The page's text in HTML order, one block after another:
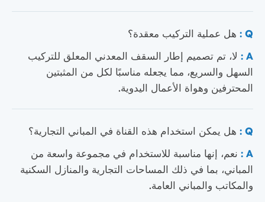
Q : هل عملية التركيب معقدة؟
A :
لا، تم تصميم إطار السقف المعدني المعلق للتركيب
السهل والسريع، مما يجعله مناسبًا لكل من المثبتين
المحترفين وهواة الأعمال اليدوية.
Q : هل يمكن استخدام هذه القناة في المباني التجارية؟
A :
نعم، إنها مناسبة للاستخدام في مجموعة واسعة من
المباني، بما في ذلك المساحات التجارية والمنازل السكنية
والمكاتب والمباني العامة.